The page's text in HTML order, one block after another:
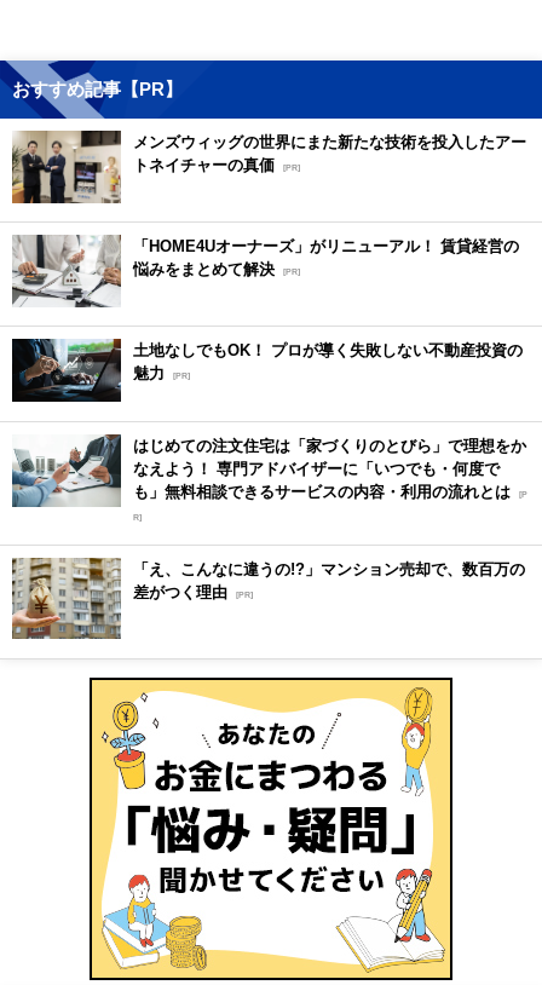
おすすめ記事【PR】
メンズウィッグの世界にまた新たな技術を投入したアー
トネイチャーの真価 [PR]
「HOME4Uオーナーズ」がリニューアル！ 賃貸経営の
悩みをまとめて解決 [PR]
土地なしでもOK！ プロが導く失敗しない不動産投資の
魅力
[PR]
はじめての注文住宅は「家づくりのとびら」で理想をか
なえよう！ 専門アドバイザーに「いつでも・何度で
も」無料相談できるサービスの内容・利用の流れとは [P
R]
「え、こんなに違うの!?」マンション売却で、数百万の
差がつく理由 [PR]